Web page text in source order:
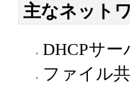
主なネット
DHCPサー
ファイル